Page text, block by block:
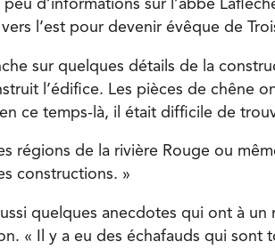
d’informations sur l’abbé
l’est pour devenir évêque de
sur quelques détails de la
l’édifice. Les pièces de chêne
ce temps-là, il était difficile de
régions de la rivière Rouge ou
constructions. »
quelques anecdotes qui ont à un
« Il y a eu des échafauds qui sont